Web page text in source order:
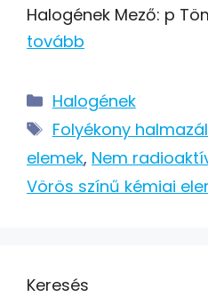
Halogének Mező: p
tovább
Kategória
Halogének
Címkék
Folyékony
elemek, Nem
Vörös színű kémiai
Keresés